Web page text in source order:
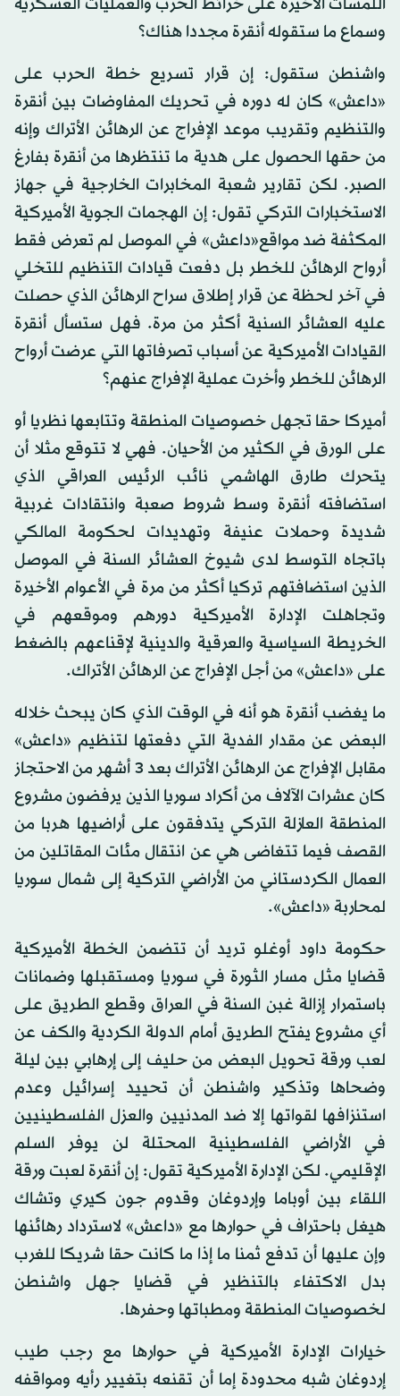
وسماع ما ستقوله أنقرة مجددا هناك؟
واشنطن ستقول: إن قرار تسريع خطة الحرب على
«داعش» كان له دوره في تحريك المفاوضات بين أنقرة
والتنظيم وتقريب موعد الإفراج عن الرهائن الأتراك وإنه
من حقها الحصول على هدية ما تنتظرها من أنقرة بفارغ
الصبر. لكن تقارير شعبة المخابرات الخارجية في جهاز
الاستخبارات التركي تقول: إن الهجمات الجوية الأميركية
المكثفة ضد مواقع«داعش» في الموصل لم تعرض فقط
أرواح الرهائن للخطر بل دفعت قيادات التنظيم للتخلي
في آخر لحظة عن قرار إطلاق سراح الرهائن الذي حصلت
عليه العشائر السنية أكثر من مرة. فهل ستسأل أنقرة
القيادات الأميركية عن أسباب تصرفاتها التي عرضت أرواح
الرهائن للخطر وأخرت عملية الإفراج عنهم؟
أميركا حقا تجهل خصوصيات المنطقة وتتابعها نظريا أو
على الورق في الكثير من الأحيان. فهي لا تتوقع مثلا أن
يتحرك طارق الهاشمي نائب الرئيس العراقي الذي
استضافته أنقرة وسط شروط صعبة وانتقادات غربية
شديدة وحملات عنيفة وتهديدات لحكومة المالكي
باتجاه التوسط لدى شيوخ العشائر السنة في الموصل
الذين استضافتهم تركيا أكثر من مرة في الأعوام الأخيرة
وتجاهلت الإدارة الأميركية دورهم وموقعهم في
الخريطة السياسية والعرقية والدينية لإقناعهم بالضغط
على «داعش» من أجل الإفراج عن الرهائن الأتراك.
ما يغضب أنقرة هو أنه في الوقت الذي كان يبحث خلاله
البعض عن مقدار الفدية التي دفعتها لتنظيم «داعش»
مقابل الإفراج عن الرهائن الأتراك بعد 3 أشهر من الاحتجاز
كان عشرات الآلاف من أكراد سوريا الذين يرفضون مشروع
المنطقة العازلة التركي يتدفقون على أراضيها هربا من
القصف فيما تتغاضى هي عن انتقال مئات المقاتلين من
العمال الكردستاني من الأراضي التركية إلى شمال سوريا
لمحاربة «داعش».
حكومة داود أوغلو تريد أن تتضمن الخطة الأميركية
قضايا مثل مسار الثورة في سوريا ومستقبلها وضمانات
باستمرار إزالة غبن السنة في العراق وقطع الطريق على
أي مشروع يفتح الطريق أمام الدولة الكردية والكف عن
لعب ورقة تحويل البعض من حليف إلى إرهابي بين ليلة
وضحاها وتذكير واشنطن أن تحييد إسرائيل وعدم
استنزافها لقواتها إلا ضد المدنيين والعزل الفلسطينيين
في الأراضي الفلسطينية المحتلة لن يوفر السلم
الإقليمي. لكن الإدارة الأميركية تقول: إن أنقرة لعبت ورقة
اللقاء بين أوباما وإردوغان وقدوم جون كيري وتشاك
هيغل باحتراف في حوارها مع «داعش» لاسترداد رهائنها
وإن عليها أن تدفع ثمنا ما إذا ما كانت حقا شريكا للغرب
بدل الاكتفاء بالتنظير في قضايا جهل واشنطن
لخصوصيات المنطقة ومطباتها وحفرها.
خيارات الإدارة الأميركية في حوارها مع رجب طيب
إردوغان شبه محدودة إما أن تقنعه بتغيير رأيه ومواقفه